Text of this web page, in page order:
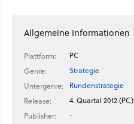
Allgemeine Informationen
Plattform:
PC
Genre:
Strategie
Untergenre:
Rundenstrategie
Release:
4. Quartal 2012 (PC)
Publisher:
-